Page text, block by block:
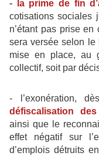
- la prime de fin
cotisations sociales
n’étant pas prise
sera versée selon le
mise en place, au
collectif, soit par
- l’exonération,
défiscalisation
ainsi que le
effet négatif sur
d’emplois détruits